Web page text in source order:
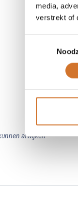
media,
verstrekt of
afwijken